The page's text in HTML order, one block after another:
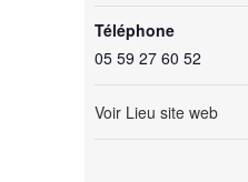
Téléphone
05 59 27 60 52
Voir Lieu site web